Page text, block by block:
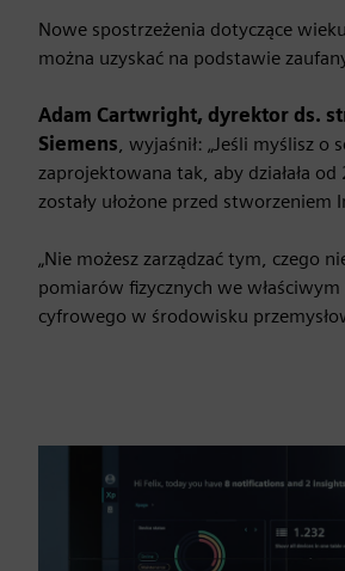
Nowe spostrzeżenia dotyczące
można uzyskać na podstawie
Adam Cartwright, dyrektor ds.
Siemens, wyjaśnił: „Jeśli myślisz
zaprojektowana tak, aby działała
zostały ułożone przed stworzeniem
„Nie możesz zarządzać tym, czego
pomiarów fizycznych we
cyfrowego w środowisku